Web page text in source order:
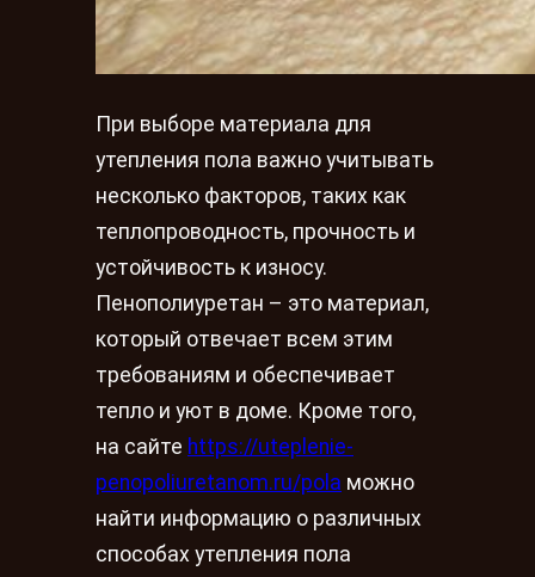
При выборе материала для
утепления пола важно учитывать
несколько факторов, таких как
теплопроводность, прочность и
устойчивость к износу.
Пенополиуретан – это материал,
который отвечает всем этим
требованиям и обеспечивает
тепло и уют в доме. Кроме того,
на сайте https://uteplenie-
penopoliuretanom.ru/pola можно
найти информацию о различных
способах утепления пола